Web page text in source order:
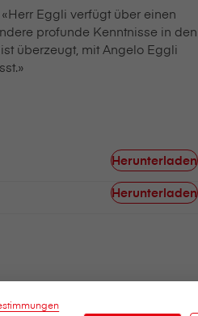
Eggli verfügt über einen
profunde Kenntnisse in den
überzeugt, mit Angelo Eggli
Herunterladen
Herunterladen